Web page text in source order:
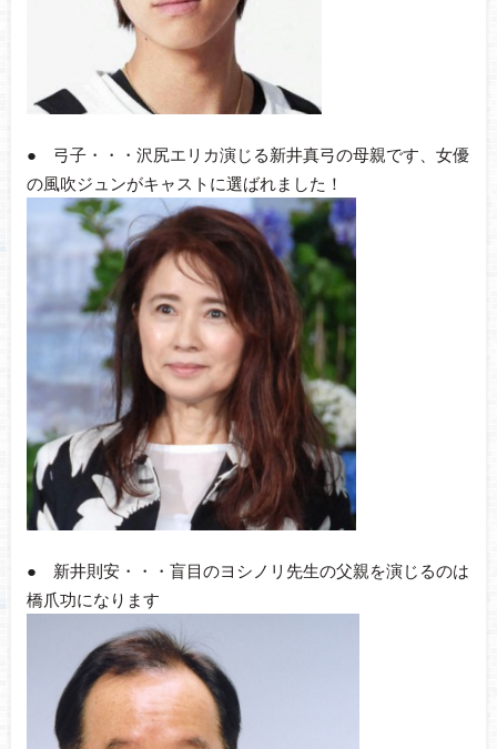
● 弓子・・・沢尻エリカ演じる新井真弓の母親です、女優
の風吹ジュンがキャストに選ばれました！
● 新井則安・・・盲目のヨシノリ先生の父親を演じるのは
橋爪功になります